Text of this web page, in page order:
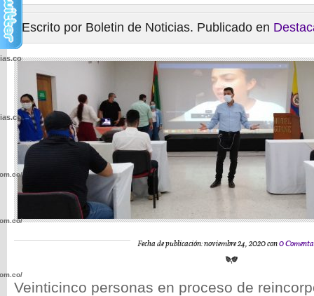
Escrito por Boletin de Noticias. Publicado en
Fecha de publicación: noviembre 24, 2020 con0
Veinticinco personas en proceso de
wp-
wp-
wp-
wp-
wp-